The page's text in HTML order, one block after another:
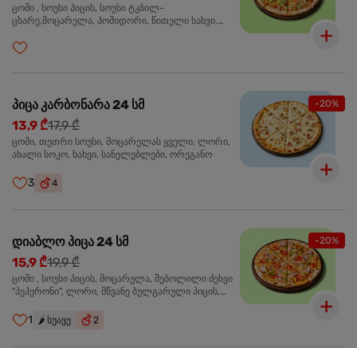
ცომი , სოუსი პიცის, სოუსი ტკბილ-
ცხარე,მოცარელა, პომიდორი, წითელი ხახვი,
სეზამის მარცვლის ნაზავი, ქინძი, ორეგანო
-20%
პიცა კარბონარა 24 სმ
13,9 ₾17,9 ₾
ცომი, თეთრი სოუსი, მოცარელას ყველი, ლორი,
ახალი სოკო, ხახვი, სანელებლები, ორეგანო
3 4
-20%
დიაბლო პიცა 24 სმ
15,9 ₾19,9 ₾
ცომი , სოუსი პიცის, მოცარელა, შებოლილი ძეხვი
"პეპერონი", ლორი, მწვანე ბულგარული პიცის,
1 🌶️ სუავე 2